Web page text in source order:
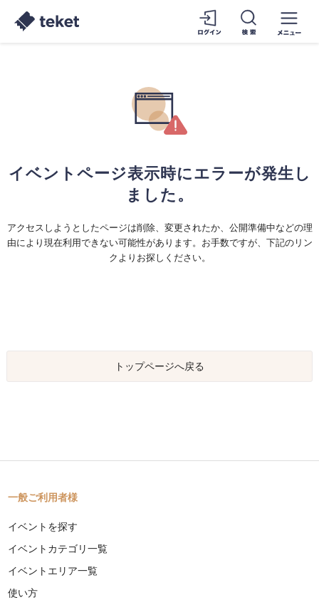
イベントページ表示時にエラーが発生し
ました。
アクセスしようとしたページは削除、変更されたか、公開準備中などの理
由により現在利用できない可能性があります。お手数ですが、下記のリン
クよりお探しください。
トップページへ戻る
一般ご利用者様
イベントを探す
イベントカテゴリ一覧
イベントエリア一覧
使い方